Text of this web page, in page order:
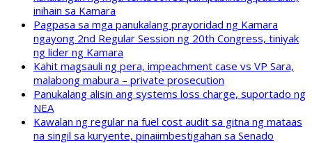
inihain sa Kamara
Pagpasa sa mga panukalang prayoridad ng Kamara
ngayong 2nd Regular Session ng 20th Congress, tiniyak
ng lider ng Kamara
Kahit magsauli ng pera, impeachment case vs VP Sara,
malabong mabura – private prosecution
Panukalang alisin ang systems loss charge, suportado ng
NEA
Kawalan ng regular na fuel cost audit sa gitna ng mataas
na singil sa kuryente, pinaiimbestigahan sa Senado